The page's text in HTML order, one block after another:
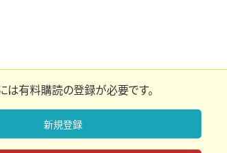
は有料購読の登録が必要です。
新規登録